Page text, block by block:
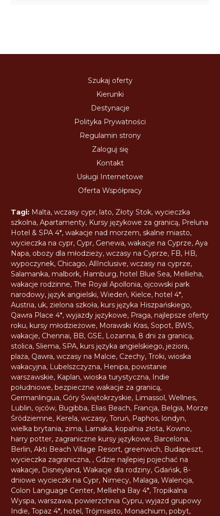
Szukaj oferty
Kierunki
Destynacje
Polityka Prywatności
Regulamin strony
Zaloguj się
Kontakt
Usługi Internetowe
Oferta Współpracy
Tagi: Malta,wczasy cypr, lato, Złoty Stok,wycieczka
szkolna,Apartamenty, Kursy językowe za granicą, Preluna
Hotel & SPA 4*,wakacje nad morzem,skalne miasto,
wycieczka na cypr, Cypr, Genewa,wakacje na Cyprze,Aya
Napa, obozy dla młodzieży,wczasy na Cyprze, FB, HB,
wypoczynek, Chicago,AllInclusive,wczasy na cyprze,
Salamanka, malbork, Hamburg, hotel Blue Sea, Mellieha,
wakacje rodzinne,The Royal Apollonia, ojcowski park
narodowy, język angielski,Wiedeń, Kielce, hotel 4*,
Austria, uk, zielona szkoła, kurs języka Hiszpańskiego,
Qawra Place 4*,wyjazdy językowe, Praga, najlepsze oferty
roku, kursy młodzieżowe, Morawski Kras,Sopot, BWS,
wakacje, Chennai, BB, GSE, Lozanna, 8 dni za granicą,
stolica,Sliema,SPA, kurs języka angielskiego, jeziora,
plaża, Qawra,wczasy na Malcie, Czechy,Troki,wioska
wakacyjna, Lubelszczyzna, Henipa,powstanie
warszawskie, Kaplan,wioska turystyczna, Indie
południowe,bezpieczne wakacje za granicą,
Germanlingua, Góry Świętokrzyskie, Limassol,Wellnes,
Lublin, ojców, Bugibba, Elias Beach, Francja, Belgia, Morze
Śródziemne, Kerela,wczasy,Toruń, Paphos, londyn,
wielka brytania, zima, Larnaka, kopalnia złota, Kowno,
harry potter, zagraniczne kursy językowe, Barcelona,
Berlin,Akti Beach Village Resort, greenwich, Budapeszt,
wycieczka zagraniczna, , Gdzie najlepiej pojechać na
wakacje, Disneyland,Wakacje dla rodziny, Gdańsk, 8-
dniowe wycieczki na Cypr, Nimecy, Malaga,Walencja,
Colon Language Center, Mellieha Bay 4*,Tropikalna
Wyspa,warszawa,powierzchnia Cypru,wyjazd grupowy
Indie,Topaz 4*, hotel,Trójmiasto, Monachium,pobyt,